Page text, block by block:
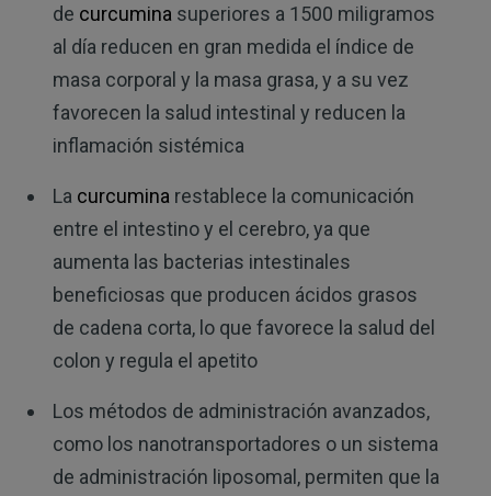
de curcumina superiores a 1500 miligramos
al día reducen en gran medida el índice de
masa corporal y la masa grasa, y a su vez
favorecen la salud intestinal y reducen la
inflamación sistémica
La curcumina restablece la comunicación
entre el intestino y el cerebro, ya que
aumenta las bacterias intestinales
beneficiosas que producen ácidos grasos
de cadena corta, lo que favorece la salud del
colon y regula el apetito
Los métodos de administración avanzados,
como los nanotransportadores o un sistema
de administración liposomal, permiten que la